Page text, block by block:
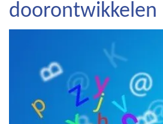
doorontwikkelen